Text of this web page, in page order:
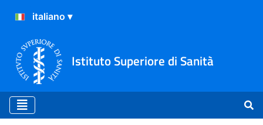
Istituto Superiore di Sanità